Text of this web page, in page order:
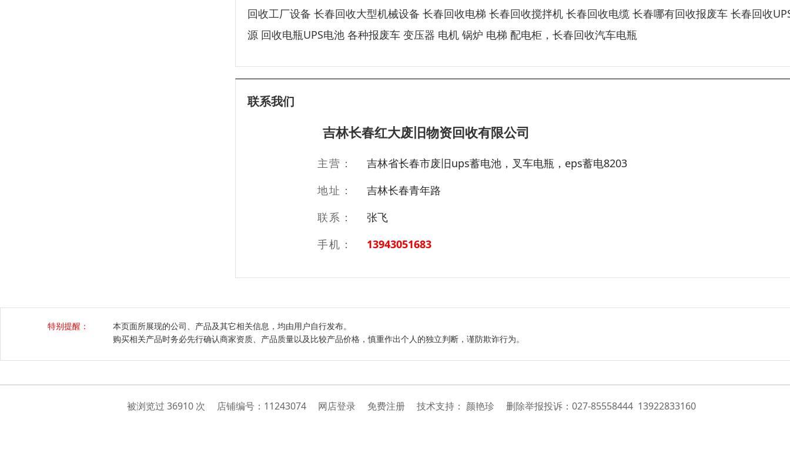
回收工厂设备 长春回收大型机械设备 长春回收电梯 长春回收搅拌机 长春回收电缆 长春哪有回收报废车 长春回收
源 回收电瓶UPS电池 各种报废车 变压器 电机 锅炉 电梯 配电柜，长春回收汽车电瓶
联系我们
吉林长春红大废旧物资回收有限公司
主营：
吉林省长春市废旧ups蓄电池，叉车电瓶，eps蓄电8203
地址：
吉林长春青年路
联系：
张飞
手机：
13943051683
特别提醒：
本页面所展现的公司、产品及其它相关信息，均由用户自行发布。
购买相关产品时务必先行确认商家资质、产品质量以及比较产品价格，慎重作出个人的独立判断，谨防欺诈行为。
被浏览过 36910 次 店铺编号： 11243074 网店登录 免费注册 技术支持 ： 颜艳珍 删除举报投诉：027-85558444 13922833160